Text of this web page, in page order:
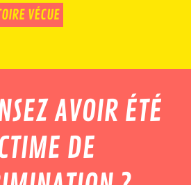
VÉCUE
AVOIR ÉTÉ
DE